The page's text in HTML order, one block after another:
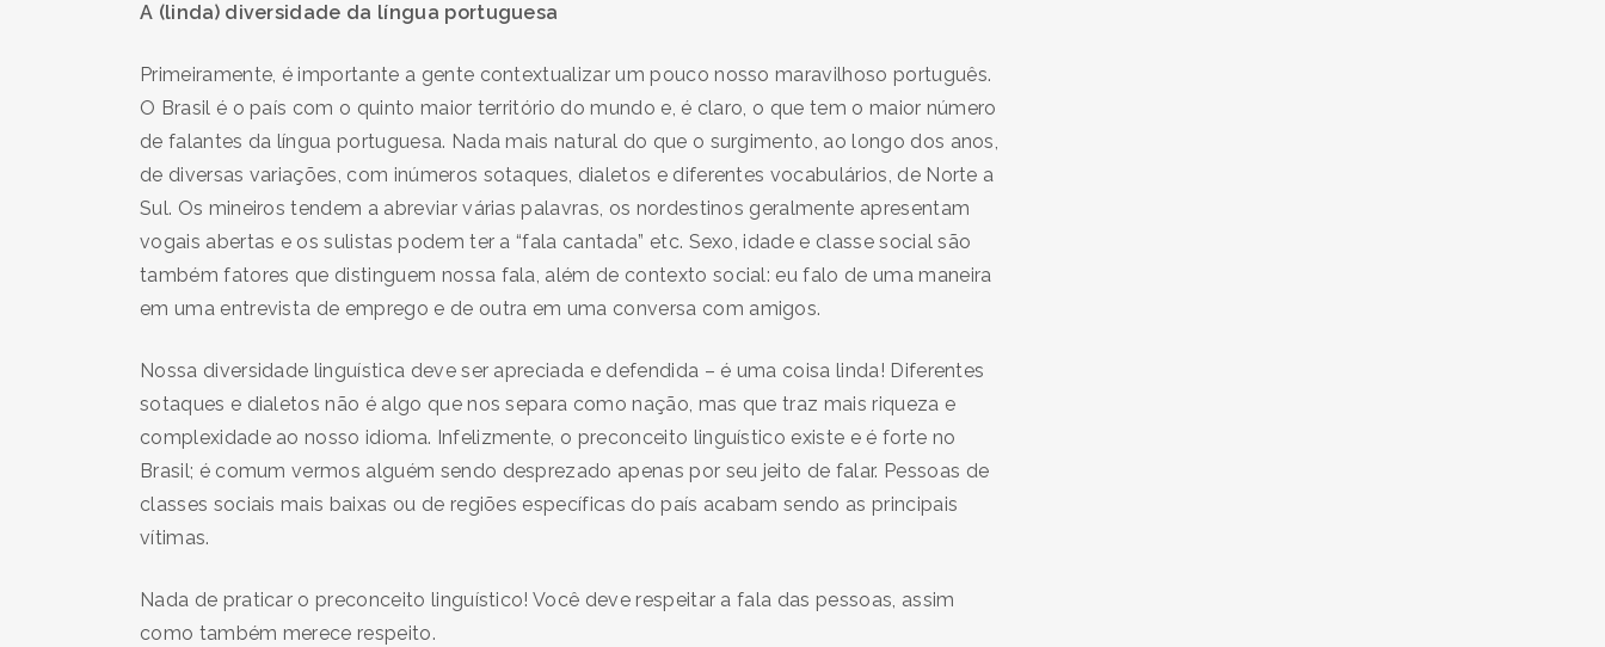
A (linda) diversidade da língua portuguesa
Primeiramente, é importante a gente contextualizar um pouco nosso maravilhoso português.
O Brasil é o país com o quinto maior território do mundo e, é claro, o que tem o maior número
de falantes da língua portuguesa. Nada mais natural do que o surgimento, ao longo dos anos,
de diversas variações, com inúmeros sotaques, dialetos e diferentes vocabulários, de Norte a
Sul. Os mineiros tendem a abreviar várias palavras, os nordestinos geralmente apresentam
vogais abertas e os sulistas podem ter a “fala cantada” etc. Sexo, idade e classe social são
também fatores que distinguem nossa fala, além de contexto social: eu falo de uma maneira
em uma entrevista de emprego e de outra em uma conversa com amigos.
Nossa diversidade linguística deve ser apreciada e defendida – é uma coisa linda! Diferentes
sotaques e dialetos não é algo que nos separa como nação, mas que traz mais riqueza e
complexidade ao nosso idioma. Infelizmente, o preconceito linguístico existe e é forte no
Brasil; é comum vermos alguém sendo desprezado apenas por seu jeito de falar. Pessoas de
classes sociais mais baixas ou de regiões específicas do país acabam sendo as principais
vítimas.
Nada de praticar o preconceito linguístico! Você deve respeitar a fala das pessoas, assim
como também merece respeito.